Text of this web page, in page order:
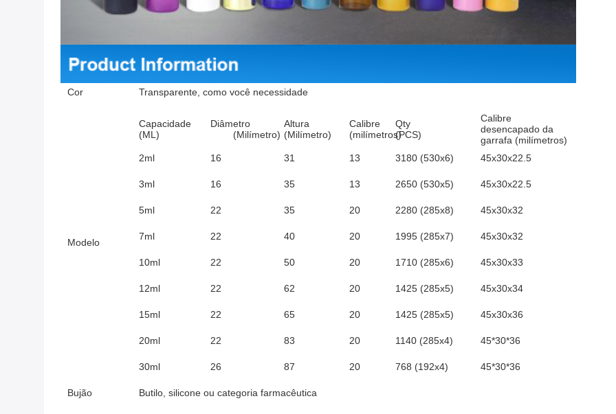
Cor Transparente, como você necessidade
Modelo
Capacidade
(ML)
Diâmetro
(Milímetro)
Altura
(Milímetro)
Calibre
(milímetros)
Qty
(PCS)
Calibre
desencapado da
garrafa (milímetros)
2ml
16 31 13 3180 (530x6) 45x30x22.5
3ml 16 35 13 2650 (530x5) 45x30x22.5
5ml 22 35 20 2280 (285x8) 45x30x32
7ml 22 40 20 1995 (285x7) 45x30x32
10ml 22 50 20 1710 (285x6) 45x30x33
12ml 22 62 20 1425 (285x5) 45x30x34
15ml 22 65 20 1425 (285x5) 45x30x36
20ml 22 83 20 1140 (285x4) 45*30*36
30ml 26 87 20 768 (192x4) 45*30*36
Bujão Butilo, silicone ou categoria farmacêutica